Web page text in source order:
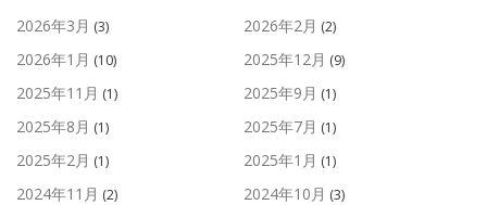
2026年3月 (3) 2026年2月 (2)
2026年1月 (10) 2025年12月 (9)
2025年11月 (1) 2025年9月 (1)
2025年8月 (1) 2025年7月 (1)
2025年2月 (1) 2025年1月 (1)
2024年11月 (2) 2024年10月 (3)